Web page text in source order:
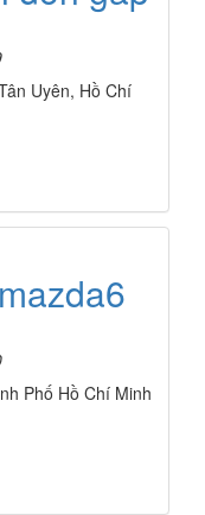
Uyên, Hồ Chí
Phố Hồ Chí Minh